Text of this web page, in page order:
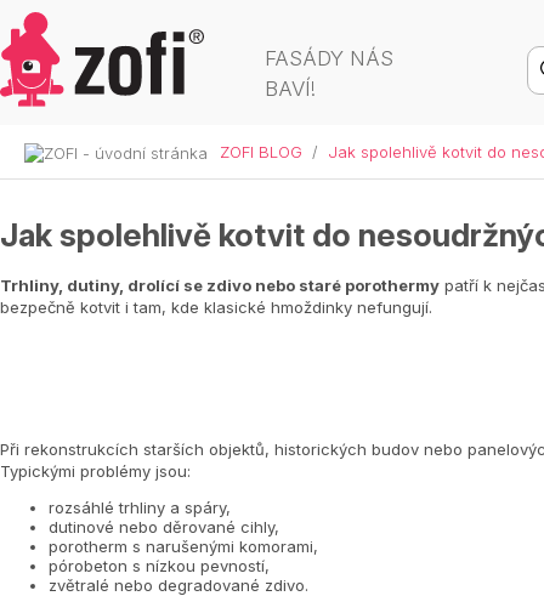
FASÁDY NÁS
BAVÍ!
ZOFI BLOG / Jak spolehlivě kotvit do
Jak spolehlivě kotvit do
Trhliny, dutiny, drolící se zdivo nebo staré porothermy patří k
bezpečně kotvit i tam, kde klasické hmoždinky nefungují.
Při rekonstrukcích starších objektů, historických budov nebo
Typickými problémy jsou:
rozsáhlé trhliny a spáry,
dutinové nebo děrované cihly,
porotherm s narušenými komorami,
pórobeton s nízkou pevností,
zvětralé nebo degradované zdivo.